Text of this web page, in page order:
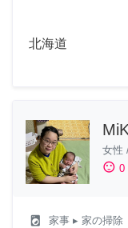
北海道
女性
sentiment_satisfied 0
local_laundry_service 家事 ▸ 家の掃除